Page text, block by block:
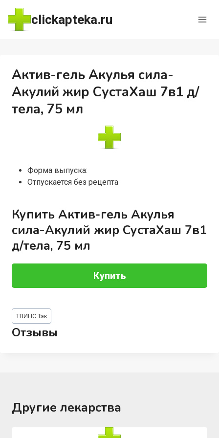
Перейти
содержимому
clickapteka.ru
Актив-гель Акулья сила-
Акулий жир СустаХаш 7в1 д/
тела, 75 мл
Форма выпуска:
Отпускается без рецепта
Купить Актив-гель Акулья
сила-Акулий жир СустаХаш 7в1
д/тела, 75 мл
Купить
Метки
записи:
ТВИНС Тэк
Отзывы
Другие лекарства